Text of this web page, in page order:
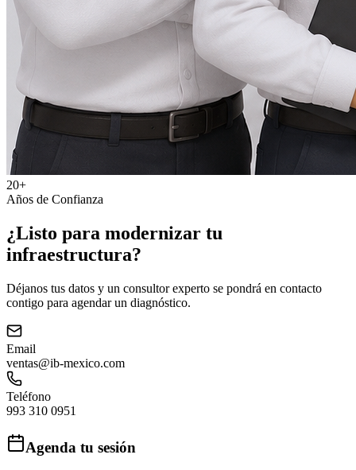
20+
Años de Confianza
¿Listo para modernizar tu
infraestructura?
Déjanos tus datos y un consultor experto se pondrá en contacto
contigo para agendar un diagnóstico.
Email
ventas@ib-mexico.com
Teléfono
993 310 0951
Agenda tu sesión